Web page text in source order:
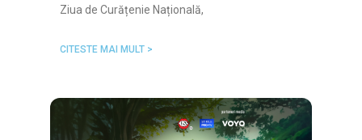
Ziua de Curățenie Națională,
CITESTE MAI MULT >